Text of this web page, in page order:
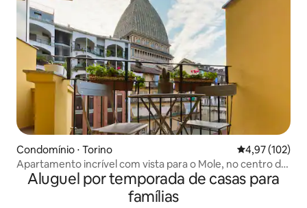
Condomínio ⋅ Torino 4,97 de uma
4,97 (102)
Apartamento incrível com vista para o Mole, no centro de
Turim
Aluguel por temporada de casas para
famílias